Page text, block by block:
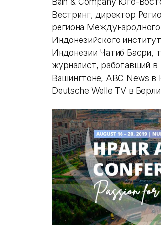
Вестринг, директор
региона
Индонезийского
Индонезии Чатиб Басри,
журналист, работавший в
Вашингтоне, ABC News
Deutsche Welle TV в